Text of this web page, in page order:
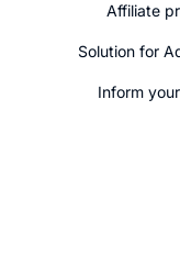
Affiliate
Solution for
Inform